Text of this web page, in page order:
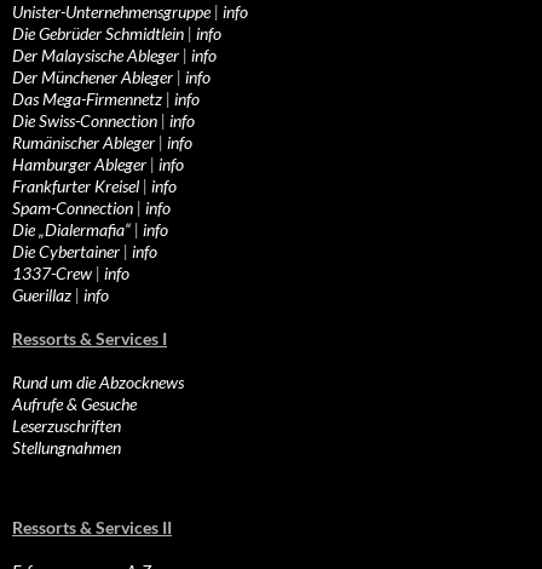
Unister-Unternehmensgruppe| info
Die Gebrüder Schmidtlein | info
Der Malaysische Ableger | info
Der Münchener Ableger | info
Das Mega-Firmennetz | info
Die Swiss-Connection | info
Rumänischer Ableger | info
Hamburger Ableger | info
Frankfurter Kreisel | info
Spam-Connection | info
Die „Dialermafia“ | info
Die Cybertainer | info
1337-Crew | info
Guerillaz | info
Ressorts & Services I
Rund um die Abzocknews
Aufrufe & Gesuche
Leserzuschriften
Stellungnahmen
Ressorts & Services II